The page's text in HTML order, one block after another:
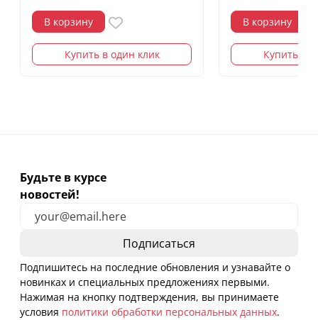
В корзину
Купить в один клик
В корзину
Купить в
Будьте в курсе
новостей!
Подпишитесь на последние обновления и узнавайте о
новинках и специальных предложениях первыми.
Нажимая на кнопку подтверждения, вы принимаете
условия политики обработки персональных данных.